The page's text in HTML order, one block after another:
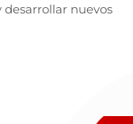
desarrollar nuevos